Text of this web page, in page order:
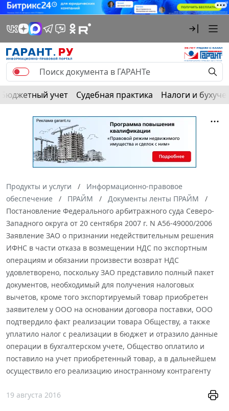
Бюджетный учет Судебная практика Налоги и
Продукты и услуги
Информационно-правовое
обеспечение
ПРАЙМ
Документы ленты ПРАЙМ
Постановление Федерального арбитражного суда Северо-
Западного округа от 20 сентября 2007 г. N А56-49000/2006
Заявление ЗАО о признании недействительным решения
ИФНС в части отказа в возмещении НДС по экспортным
операциям и обязании произвести возврат НДС
удовлетворено, поскольку ЗАО представило полный пакет
документов, необходимый для получения налоговых
вычетов, кроме того экспортируемый товар приобретен
заявителем у ООО на основании договора поставки, ООО
подтвердило факт реализации товара Обществу, а также
уплатило налог с реализации в бюджет и отразило данные
операции в бухгалтерском учете, Общество оплатило и
поставило на учет приобретенный товар, а в дальнейшем
осуществило его реализацию иностранному контрагенту
19 августа 2016